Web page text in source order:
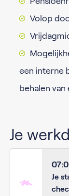
Volop
een interne
behalen van
Je
Je